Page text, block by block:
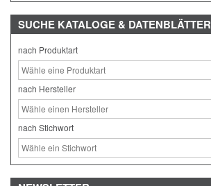
SUCHE KATALOGE & DATENBLÄTTER
nach Produktart
nach Hersteller
nach Stichwort